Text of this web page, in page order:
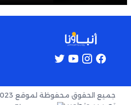
جميع الحقوق محفوظة لموقع Anbaona 2023 ©